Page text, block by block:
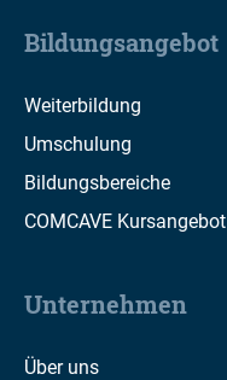
Bildungsangebot
Weiterbildung
Umschulung
Bildungsbereiche
COMCAVE Kursangebot
Unternehmen
Über uns